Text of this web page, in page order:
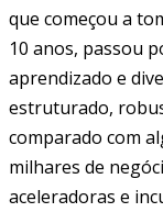
que começou a
10 anos, passou
aprendizado e
estruturado,
comparado com
milhares de
aceleradoras e